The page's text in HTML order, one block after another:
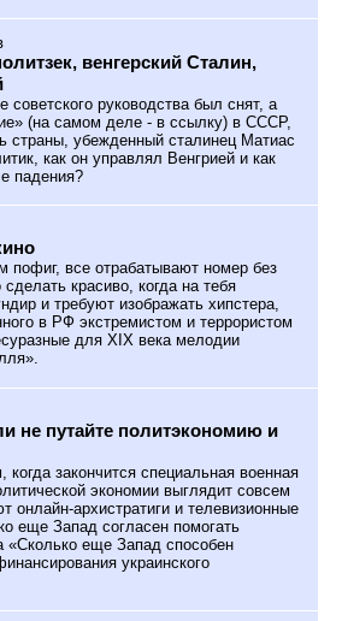
венгерский Сталин,
советского руководства был снят, а
(на самом деле - в ссылку) в СССР,
страны, убежденный сталинец Матиас
как он управлял Венгрией и как
падения?
пофиг, все отрабатывают номер без
красиво, когда на тебя
и требуют изображать хипстера,
в РФ экстремистом и террористом
для XIX века мелодии
не путайте политэкономию и
когда закончится специальная военная
экономии выглядит совсем
онлайн-архистратиги и телевизионные
еще Запад согласен помогать
«Сколько еще Запад способен
украинского